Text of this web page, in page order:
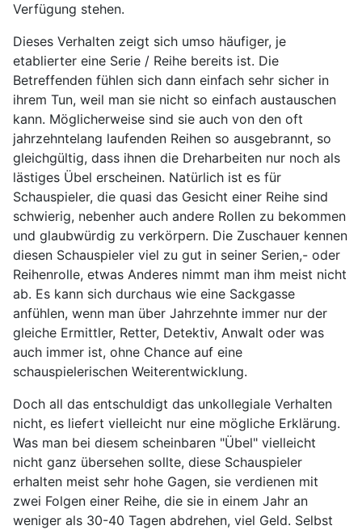
Verfügung stehen.
Dieses Verhalten zeigt sich umso häufiger, je
etablierter eine Serie / Reihe bereits ist. Die
Betreffenden fühlen sich dann einfach sehr sicher in
ihrem Tun, weil man sie nicht so einfach austauschen
kann. Möglicherweise sind sie auch von den oft
jahrzehntelang laufenden Reihen so ausgebrannt, so
gleichgültig, dass ihnen die Dreharbeiten nur noch als
lästiges Übel erscheinen. Natürlich ist es für
Schauspieler, die quasi das Gesicht einer Reihe sind
schwierig, nebenher auch andere Rollen zu bekommen
und glaubwürdig zu verkörpern. Die Zuschauer kennen
diesen Schauspieler viel zu gut in seiner Serien,- oder
Reihenrolle, etwas Anderes nimmt man ihm meist nicht
ab. Es kann sich durchaus wie eine Sackgasse
anfühlen, wenn man über Jahrzehnte immer nur der
gleiche Ermittler, Retter, Detektiv, Anwalt oder was
auch immer ist, ohne Chance auf eine
schauspielerischen Weiterentwicklung.
Doch all das entschuldigt das unkollegiale Verhalten
nicht, es liefert vielleicht nur eine mögliche Erklärung.
Was man bei diesem scheinbaren "Übel" vielleicht
nicht ganz übersehen sollte, diese Schauspieler
erhalten meist sehr hohe Gagen, sie verdienen mit
zwei Folgen einer Reihe, die sie in einem Jahr an
weniger als 30-40 Tagen abdrehen, viel Geld. Selbst